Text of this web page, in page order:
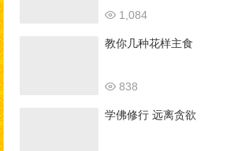
1,084
教你几种花样主食
838
学佛修行 远离贪欲